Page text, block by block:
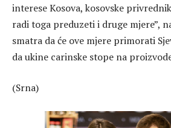
interese Kosova, kosovske
radi toga preduzeti i druge mjere”,
smatra da će ove mjere primorati
da ukine carinske stope na
(Srna)